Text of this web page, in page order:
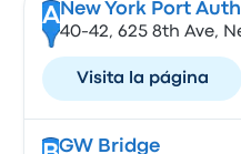
A New York Port
40-42, 625 8th Ave,
Visita la página
GW Bridge